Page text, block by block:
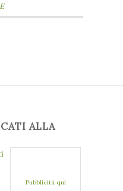
ALLA
Pubblicità qui